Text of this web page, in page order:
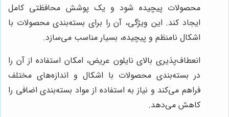
محصولات پیچیده شود و یک پوشش محافظتی کامل
ایجاد کند. این ویژگی، آن را برای بسته‌بندی محصولات با
اشکال نامنظم و پیچیده، بسیار مناسب می‌سازد.
انعطاف‌پذیری بالای نایلون عریض، امکان استفاده از آن را
در بسته‌بندی محصولات با اشکال و اندازه‌های مختلف
فراهم می‌کند و نیاز به استفاده از مواد بسته‌بندی اضافی را
کاهش می‌دهد.